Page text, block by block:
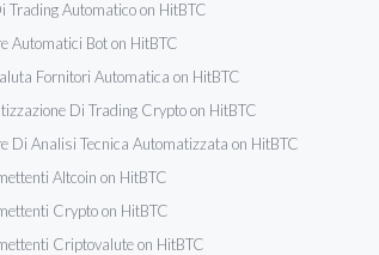
Trading Automatico on HitBTC
Automatici Bot on HitBTC
Fornitori Automatica on HitBTC
Automatizzazione Di Trading Crypto on HitBTC
Di Analisi Tecnica Automatizzata on HitBTC
Altcoin on HitBTC
Crypto on HitBTC
Criptovalute on HitBTC